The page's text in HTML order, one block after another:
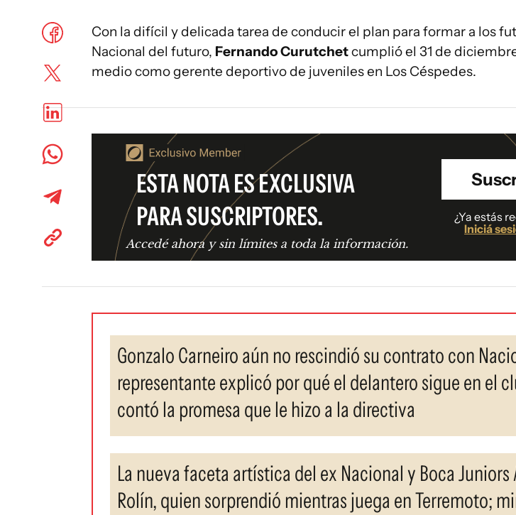
Con la difícil y delicada tarea de conducir el plan para formar a los
Nacional del futuro, Fernando Curutchetcumplió el 31 de
medio como gerente deportivo de juveniles en Los Céspedes.
ESTA NOTA ES EXCLUSIVA
PARA SUSCRIPTORES.
Accedé ahora y sin límites a toda la información.
¿Ya estás
Iniciá
Gonzalo Carneiro aún no rescindió su contrato con
representante explicó por qué el delantero sigue en el
contó la promesa que le hizo a la directiva
La nueva faceta artística del ex Nacional y Boca Juniors
Rolín, quien sorprendió mientras juega en Terremoto;